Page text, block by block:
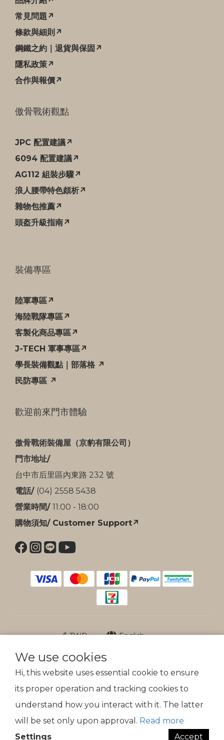
We use cookies
Hi, this website uses essential cookie to ensure
its proper operation and tracking cookies to
understand how you interact with it. The latter
will be set only upon approval. Read more
Settings
Accept
常見問題↗
條款與細則↗
鋼鐵之約｜退貨與保固↗
隱私政策↗
合作與報價↗
傲骨戰術觀點
JPC 配置建議↗
6094 配置建議↗
AG112 組裝步驟↗
浪人腰帶特色頗析↗
雜物包推薦↗
頭盔升級指南↗
裝備專區
陸軍專區↗
海陸戰隊專區↗
客製化商品專區↗
J-TECH 軍事專區↗
學長裝備觀點｜部落格 ↗
民防專區 ↗
歡迎前來門市體驗
傲骨戰術裝備屋（京豹有限公司）
門市地址/
台中市后里區內東路 232 號
電話/ (04) 2558 5438
營業時間/ 11:00 - 18:00
購物須知/ Customer Support↗
$ TWD English
防詐提醒
傲骨裝備不會以電話、簡訊通知變更付款方式